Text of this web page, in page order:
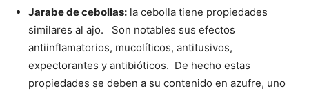
Jarabe de cebollas: la cebolla tiene propiedades
similares al ajo. Son notables sus efectos
antiinflamatorios, mucolíticos, antitusivos,
expectorantes y antibióticos. De hecho estas
propiedades se deben a su contenido en azufre, uno